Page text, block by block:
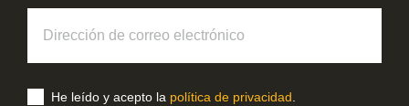
correo
electrónico
He leído y acepto la política de privacidad